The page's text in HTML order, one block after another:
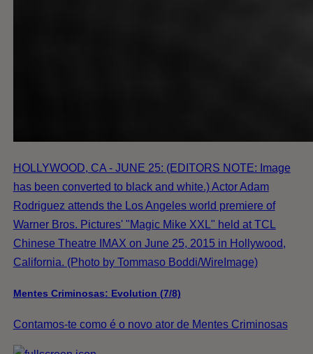
HOLLYWOOD, CA - JUNE 25: (EDITORS NOTE: Image
has been converted to black and white.) Actor Adam
Rodriguez attends the Los Angeles world premiere of
Warner Bros. Pictures' "Magic Mike XXL" held at TCL
Chinese Theatre IMAX on June 25, 2015 in Hollywood,
California. (Photo by Tommaso Boddi/WireImage)
Mentes Criminosas: Evolution (7/8)
Contamos-te como é o novo ator de Mentes Criminosas